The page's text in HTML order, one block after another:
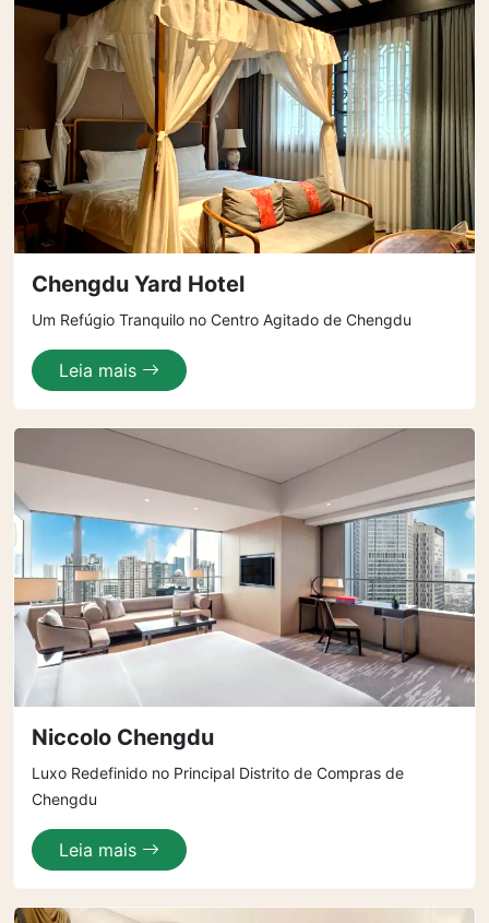
Chengdu Yard Hotel
Um Refúgio Tranquilo no Centro Agitado de Chengdu
Leia mais
Niccolo Chengdu
Luxo Redefinido no Principal Distrito de Compras de
Chengdu
Leia mais